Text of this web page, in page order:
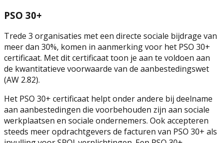
PSO 30+
Trede 3 organisaties met een directe sociale bijdrage van
meer dan 30%, komen in aanmerking voor het PSO 30+
certificaat. Met dit certificaat toon je aan te voldoen aan
de kwantitatieve voorwaarde van de aanbestedingswet
(AW 2.82).
Het PSO 30+ certificaat helpt onder andere bij deelname
aan aanbestedingen die voorbehouden zijn aan sociale
werkplaatsen en sociale ondernemers. Ook accepteren
steeds meer opdrachtgevers de facturen van PSO 30+ als